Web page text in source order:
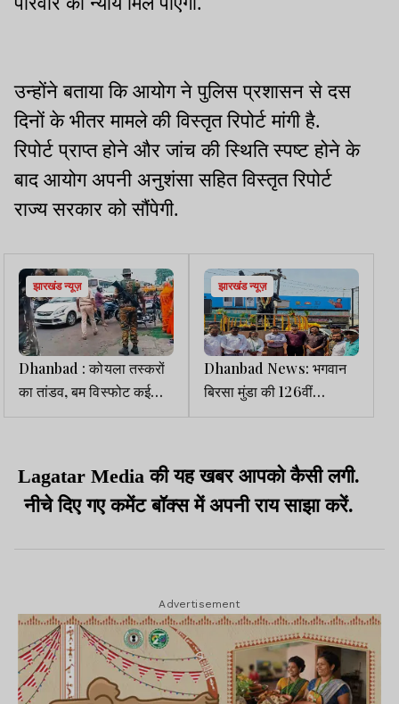
उन्होंने बताया कि आयोग ने पुलिस प्रशासन से दस
दिनों के भीतर मामले की विस्तृत रिपोर्ट मांगी है.
रिपोर्ट प्राप्त होने और जांच की स्थिति स्पष्ट होने के
बाद आयोग अपनी अनुशंसा सहित विस्तृत रिपोर्ट
राज्य सरकार को सौंपेगी.
झारखंड न्यूज़
Dhanbad : कोयला तस्करों
का तांडव, बम विस्फोट कई
राउंड फायरिंग व पुलिस टीम पर
झारखंड न्यूज़
Dhanbad News: भगवान
बिरसा मुंडा की 126वीं
पुण्यतिथि पर डीसी ने दी
Lagatar Media की यह खबर आपको कैसी लगी.
नीचे दिए गए कमेंट बॉक्स में अपनी राय साझा करें.
Advertisement